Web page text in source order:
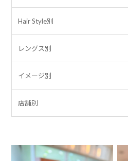
Hair Style別
レングス別
イメージ別
店舗別